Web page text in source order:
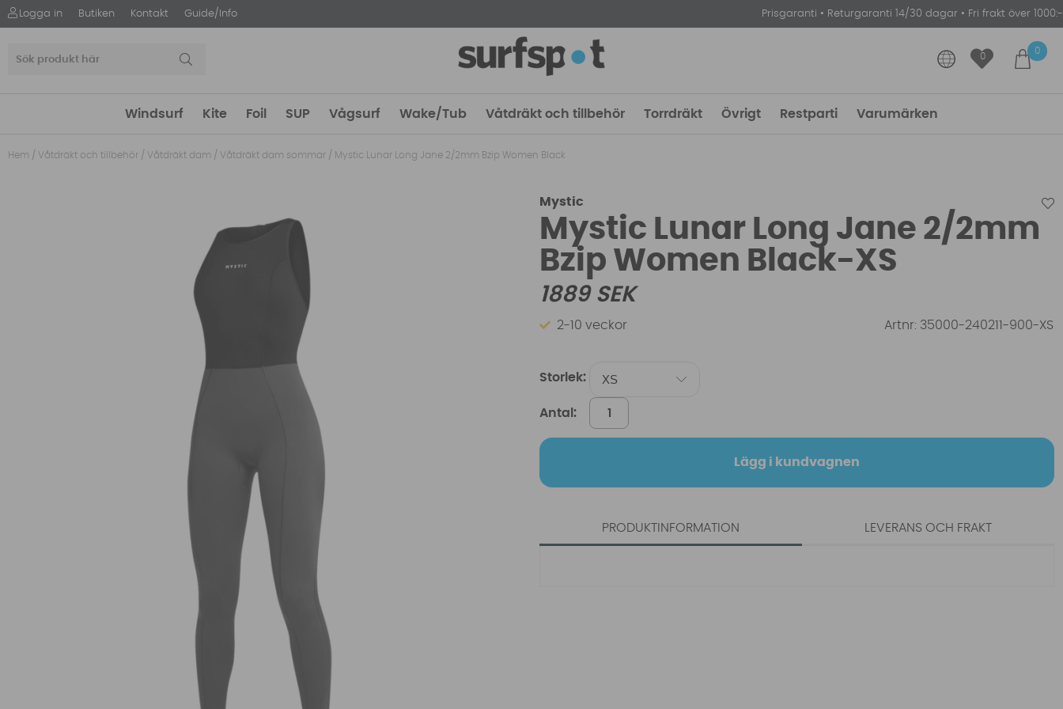
Logga in Butiken Kontakt Guide/Info Prisgaranti • Returgaranti 14/30 dagar • Fri frakt över 1000:-
0
0
Windsurf Kite Foil SUP Vågsurf Wake/Tub Våtdräkt och tillbehör Torrdräkt Övrigt Restparti Varumärken
Hem / Våtdräkt och tillbehör / Våtdräkt dam / Våtdräkt dam sommar / Mystic Lunar Long Jane 2/2mm Bzip Women Black
Mystic
Mystic Lunar Long Jane 2/2mm
Bzip Women Black-XS
1889SEK
2-10 veckor Artnr: 35000-240211-900-XS
Storlek:
Antal:
Lägg i kundvagnen
PRODUKTINFORMATION LEVERANS OCH FRAKT